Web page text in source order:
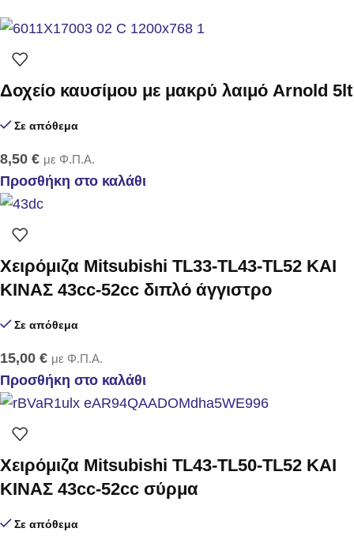
Δοχείο καυσίμου με μακρύ λαιμό Arnold 5lt
Σε απόθεμα
8,50 € με Φ.Π.Α.
Προσθήκη στο καλάθι
Χειρόμιζα Mitsubishi TL33-TL43-TL52 ΚΑΙ
ΚΙΝΑΣ 43cc-52cc διπλό άγγιστρο
Σε απόθεμα
15,00 € με Φ.Π.Α.
Προσθήκη στο καλάθι
Χειρόμιζα Mitsubishi TL43-TL50-TL52 KAI
KINAΣ 43cc-52cc σύρμα
Σε απόθεμα